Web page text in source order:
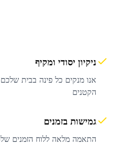
ניקיון יסודי ומקיף
אנו מנקים כל פינה בבית
הקטנים
גמישות בזמנים
התאמה מלאה ללוח הזמנים